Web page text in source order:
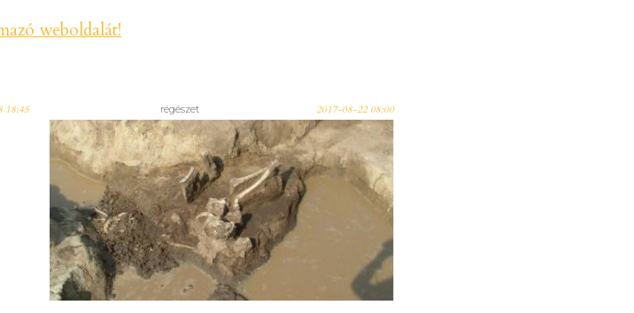
weboldalát!
18:45 régészet 2017-08-22 08:00
Miért nincs sertéscsont
Orosháza környékén?